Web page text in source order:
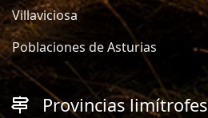
Villaviciosa
Poblaciones de Asturias
Provincias limítrofes